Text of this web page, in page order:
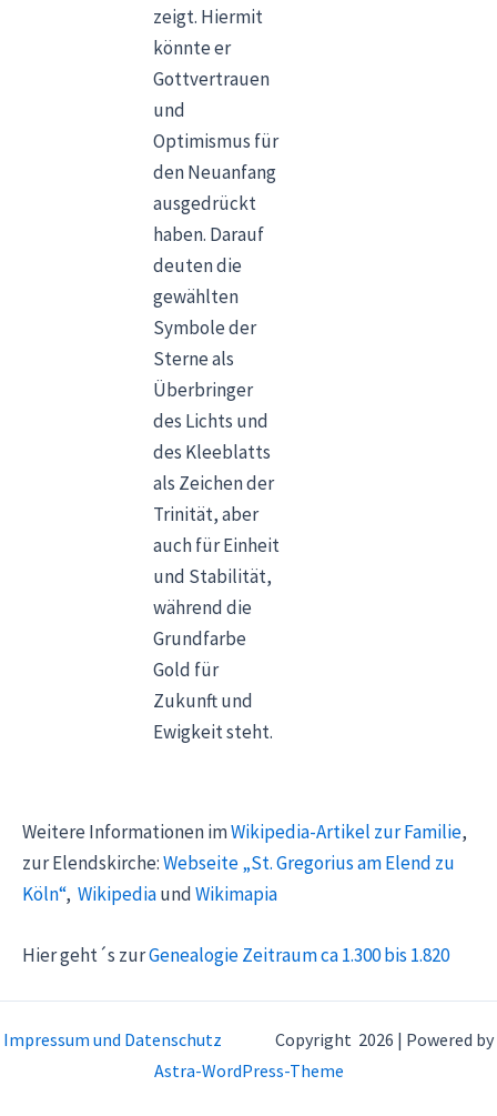
zeigt. Hiermit
könnte er
Gottvertrauen
und
Optimismus für
den Neuanfang
ausgedrückt
haben. Darauf
deuten die
gewählten
Symbole der
Sterne als
Überbringer
des Lichts und
des Kleeblatts
als Zeichen der
Trinität, aber
auch für Einheit
und Stabilität,
während die
Grundfarbe
Gold für
Zukunft und
Ewigkeit steht.
Weitere Informationen imWikipedia-Artikel zur Familie,
zur Elendskirche:Webseite „St. Gregorius am Elend zu
Köln“, WikipediaundWikimapia
Hier geht´s zurGenealogie Zeitraum ca 1.300 bis 1.820
Impressum und Datenschutz
Copyright 2026 | Powered by
Astra-WordPress-Theme